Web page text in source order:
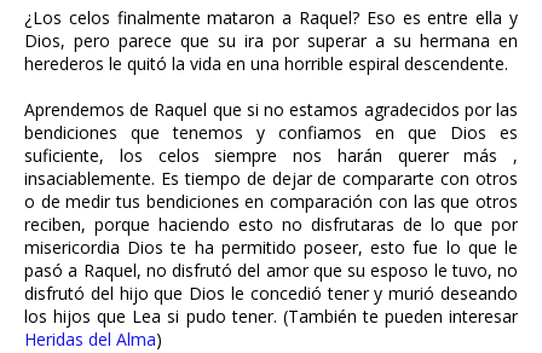
¿Los celos finalmente mataron a Raquel? Eso es entre ella y
Dios, pero parece que su ira por superar a su hermana en
herederos le quitó la vida en una horrible espiral descendente.
Aprendemos de Raquel que si no estamos agradecidos por las
bendiciones que tenemos y confiamos en que Dios es
suficiente, los celos siempre nos harán querer más ,
insaciablemente. Es tiempo de dejar de compararte con otros
o de medir tus bendiciones en comparación con las que otros
reciben, porque haciendo esto no disfrutaras de lo que por
misericordia Dios te ha permitido poseer, esto fue lo que le
pasó a Raquel, no disfrutó del amor que su esposo le tuvo, no
disfrutó del hijo que Dios le concedió tener y murió deseando
los hijos que Lea si pudo tener. (También te pueden interesar
Heridas del Alma)